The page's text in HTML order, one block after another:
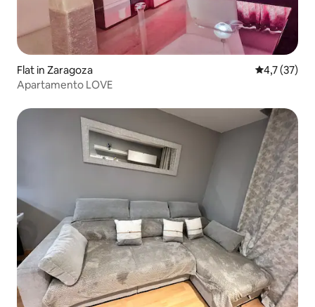
Flat in Zaragoza
4,7 (37)
Apartamento LOVE